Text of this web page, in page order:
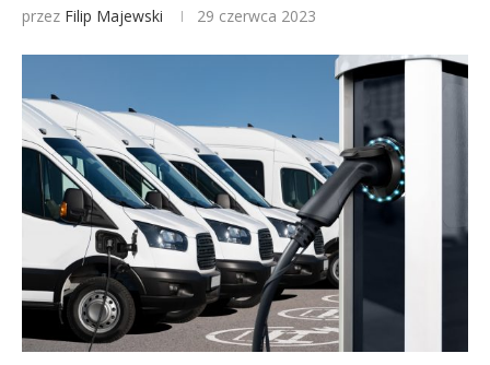
przez Filip Majewski 29 czerwca 2023